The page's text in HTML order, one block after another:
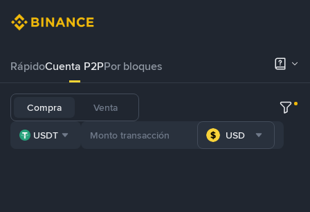
RápidoCuenta P2PPor bloques
Compra Venta
USDT USD